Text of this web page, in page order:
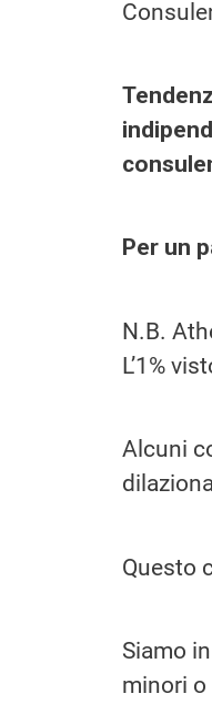
Per un
N.B.
L’1%
Alcuni
Questo
Siamo
minori